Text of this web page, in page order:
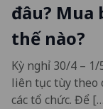
đâu? Mua
thế nào?
Kỳ nghỉ 30/4 –
liên tục tùy theo
các tổ chức. Để